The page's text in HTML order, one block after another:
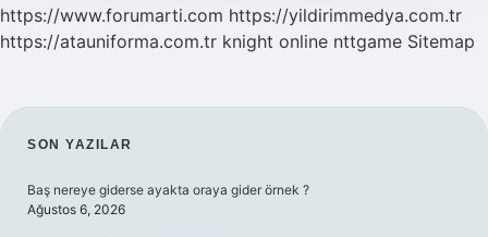
https://www.forumarti.com https://yildirimmedya.com.tr
https://atauniforma.com.tr knight online nttgame Sitemap
SIDEBAR
SON YAZILAR
Baş nereye giderse ayakta oraya gider örnek ?
Ağustos 6, 2026